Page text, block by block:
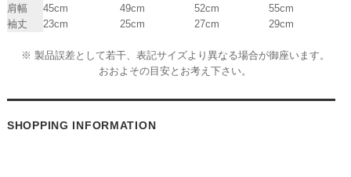
肩幅
45cm 49cm 52cm
55cm
袖丈
23cm 25cm 27cm 29cm
※ 製品誤差として若干、表記サイズより異なる場合が御座います。
おおよその目安とお考え下さい。
SHOPPING INFORMATION